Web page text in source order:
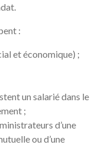
:
et économique) ;
un salarié dans le
;
d’une
ou d’une